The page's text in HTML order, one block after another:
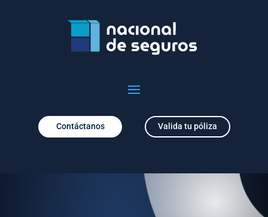
Contáctanos Valida tu póliza